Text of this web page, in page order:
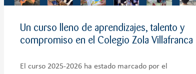
Un curso lleno de aprendizajes, talento y
compromiso en el Colegio Zola Villafranca
El curso 2025-2026 ha estado marcado por el